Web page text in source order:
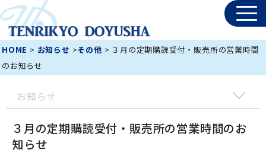
HOME > お知らせ >その他 > ３月の定期購読受付・販売所の営業時間
のお知らせ
お知らせ
３月の定期購読受付・販売所の営業時間のお
知らせ